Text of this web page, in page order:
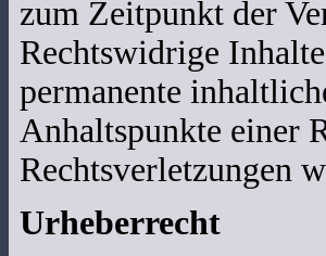
zum Zeitpunkt der
Rechtswidrige
permanente
Anhaltspunkte einer
Rechtsverletzungen
Urheberrecht